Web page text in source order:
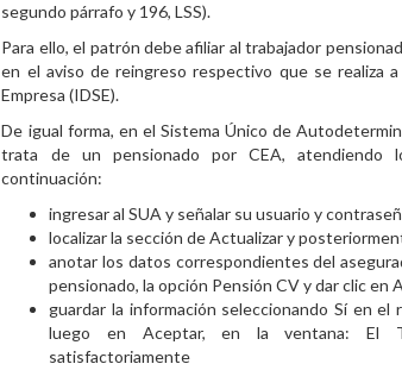
segundo párrafo y 196, LSS).
Para ello, el patrón debe afiliar al trabajador
en el aviso de reingreso respectivo que se realiza
Empresa (IDSE).
De igual forma, en el Sistema Único de
trata de un pensionado por CEA, atendiendo
continuación:
ingresar al SUA y señalar su usuario y
localizar la sección de Actualizar y
anotar los datos correspondientes del
pensionado, la opción Pensión CV y dar clic en
guardar la información seleccionando Sí en el
luego en Aceptar, en la ventana: El
satisfactoriamente